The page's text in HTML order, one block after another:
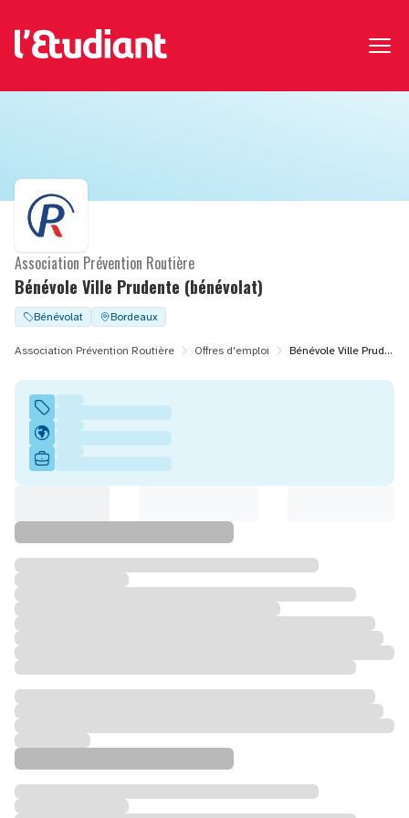
Bénévole Ville Prudente (bénévolat)
Association Prévention Routière
Bénévolat Bordeaux
Association Prévention Routière Offres d'emploi Bénévole Ville Prudente (bénévolat)